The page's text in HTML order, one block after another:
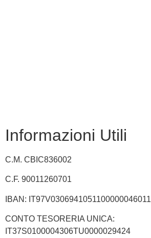
Informazioni Utili
C.M. CBIC836002
C.F. 90011260701
IBAN: IT97V0306941051100000046011
CONTO TESORERIA UNICA:
IT37S0100004306TU0000029424